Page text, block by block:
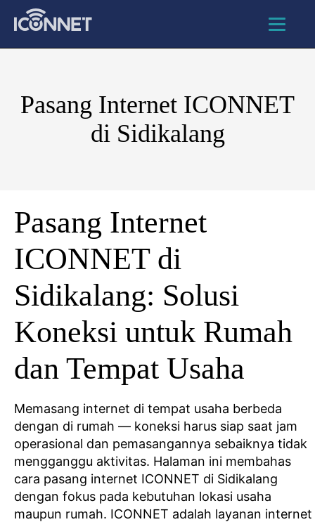
Pasang Internet ICONNET
di Sidikalang
Pasang Internet
ICONNET di
Sidikalang: Solusi
Koneksi untuk Rumah
dan Tempat Usaha
Memasang internet di tempat usaha berbeda
dengan di rumah — koneksi harus siap saat jam
operasional dan pemasangannya sebaiknya tidak
mengganggu aktivitas. Halaman ini membahas
cara pasang internet ICONNET di Sidikalang
dengan fokus pada kebutuhan lokasi usaha
maupun rumah. ICONNET adalah layanan internet